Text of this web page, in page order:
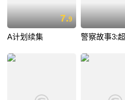
7.9
A计划续集 警察故事3: